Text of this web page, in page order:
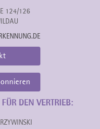
124/126
FÜR DEN VERTRIEB: